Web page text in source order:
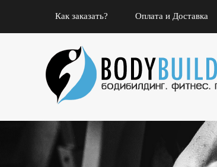
Как заказать? Оплата и Доставка